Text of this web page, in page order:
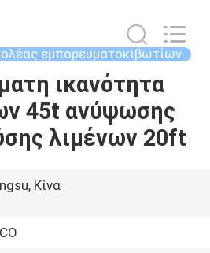
εμπορευματοκιβωτίων
ικανότητα
45t ανύψωσης
λιμένων 20ft
Κίνα